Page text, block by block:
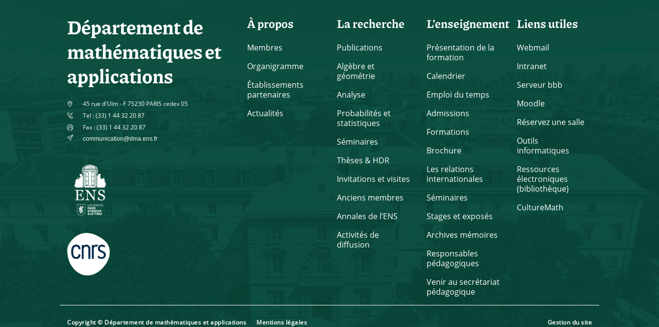
Département de
mathématiques et
applications
45 rue d'Ulm - F 75230 PARIS cedex 05
Tel : (33) 1 44 32 20 87
Fax : (33) 1 44 32 20 87
communication@dma.ens.fr
À propos
Membres
Organigramme
Établissements
partenaires
Actualités
La recherche
Publications
Algèbre et
géométrie
Analyse
Probabilités et
statistiques
Séminaires
Thèses & HDR
Invitations et visites
Anciens membres
Annales de l’ENS
Activités de
diffusion
L’enseignement
Présentation de la
formation
Calendrier
Emploi du temps
Admissions
Formations
Brochure
Les relations
internationales
Séminaires
Stages et exposés
Archives mémoires
Responsables
pédagogiques
Venir au secrétariat
pédagogique
Liens utiles
Webmail
Intranet
Serveur bbb
Moodle
Réservez une salle
Outils
informatiques
Ressources
électroniques
(bibliothèque)
CultureMath
Copyright © Département de mathématiques et applications Mentions légales Gestion du site